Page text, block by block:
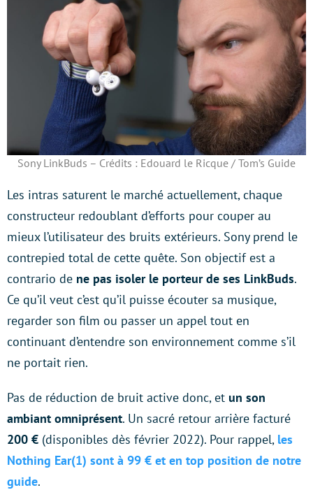
Sony LinkBuds – Crédits : Edouard le Ricque / Tom’s Guide
Les intras saturent le marché actuellement, chaque
constructeur redoublant d’efforts pour couper au
mieux l’utilisateur des bruits extérieurs. Sony prend le
contrepied total de cette quête. Son objectif est a
contrario de ne pas isoler le porteur de ses LinkBuds.
Ce qu’il veut c’est qu’il puisse écouter sa musique,
regarder son film ou passer un appel tout en
continuant d’entendre son environnement comme s’il
ne portait rien.
Pas de réduction de bruit active donc, et un son
ambiant omniprésent. Un sacré retour arrière facturé
200 € (disponibles dès février 2022). Pour rappel, les
Nothing Ear(1) sont à 99 € et en top position de notre
guide.